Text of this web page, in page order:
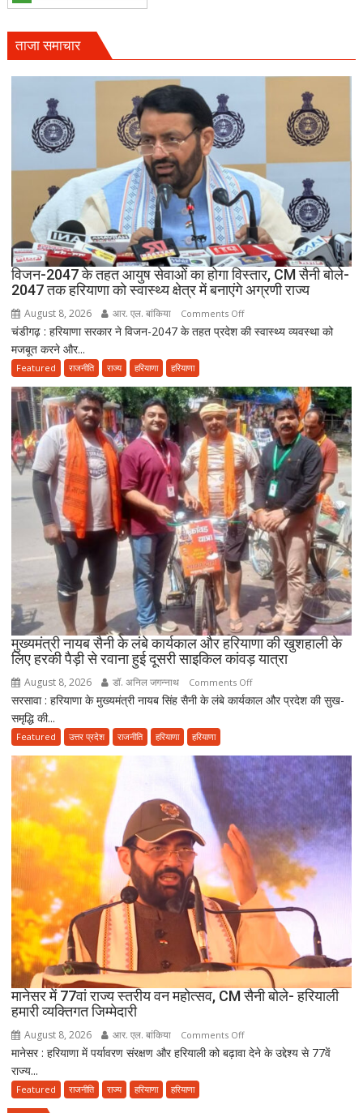
हमारी
व्यक्तिगत
ताजा समाचार
विजन-2047 के तहत आयुष सेवाओं का होगा विस्तार, CM सैनी बोले-
2047 तक हरियाणा को स्वास्थ्य क्षेत्र में बनाएंगे अग्रणी राज्य
August 8, 2026 आर. एल. बांकिया Comments Offon
विजन-2047
सेवाओं
का
होगा
विस्तार,
CM
सैनी
बोले-
2047
तक
हरियाणा
को
स्वास्थ्य
क्षेत्र
में
बनाएंगे
अग्रणी
राज्य
चंडीगढ़ : हरियाणा सरकार ने विजन-2047 के तहत प्रदेश की स्वास्थ्य व्यवस्था को
मजबूत करने और...
Featured राजनीति राज्य हरियाणा हरियाणा
मुख्यमंत्री नायब सैनी के लंबे कार्यकाल और हरियाणा की खुशहाली के
लिए हरकी पैड़ी से रवाना हुई दूसरी साइकिल कांवड़ यात्रा
August 8, 2026 डॉ. अनिल जगन्नाथ Comments Offon
मुख्यमंत्री
के
लंबे
कार्यकाल
और
हरियाणा
की
खुशहाली
के
लिए
हरकी
रवाना
हुई
दूसरी
यात्रा
सरसावा : हरियाणा के मुख्यमंत्री नायब सिंह सैनी के लंबे कार्यकाल और प्रदेश की सुख-
समृद्धि की...
Featured उत्तर प्रदेश राजनीति हरियाणा हरियाणा
मानेसर में 77वां राज्य स्तरीय वन महोत्सव, CM सैनी बोले- हरियाली
हमारी व्यक्तिगत जिम्मेदारी
August 8, 2026 आर. एल. बांकिया Comments Offon
मानेसर
मानेसर : हरियाणा में पर्यावरण संरक्षण और हरियाली को बढ़ावा देने के उद्देश्य से 77वें
राज्य...
Featured राजनीति राज्य हरियाणा हरियाणा